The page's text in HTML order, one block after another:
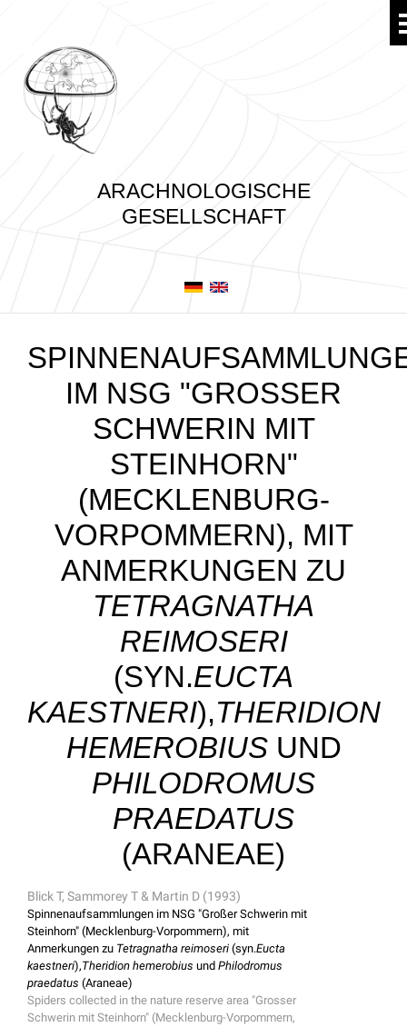
ARACHNOLOGISCHE
GESELLSCHAFT
IM NSG "GROSSER S
CHWERIN MIT S
TEINHORN" (
MECKLENBURG-V
ORPOMMERN), MIT A
NMERKUNGEN ZU
TETRAGNATHA
REIMOSERI
(SYN.EUCTA
KAESTNERI),THERIDION
HEMEROBIUSUND
PHILODROMUS
PRAEDATUS
(ARANEAE)
Blick T, Sammorey T & Martin D (1993)
Spinnenaufsammlungen im NSG "Großer Schwerin mit
Steinhorn" (Mecklenburg-Vorpommern), mit
Anmerkungen zu Tetragnatha reimoseri (syn.Eucta
kaestneri),Theridion hemerobius und Philodromus
praedatus (Araneae)
Spiders collected in the nature reserve area "Grosser
Schwerin mit Steinhorn" (Mecklenburg-Vorpommern,